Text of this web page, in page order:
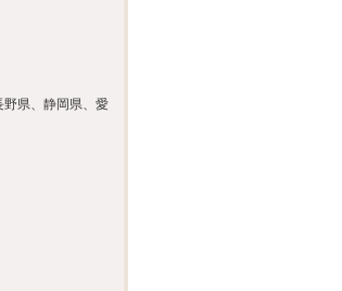
県、静岡県、愛